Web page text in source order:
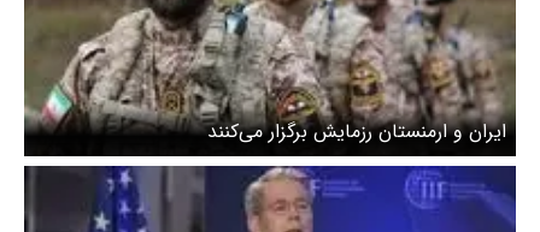
ایران و ارمنستان رزمایش برگزار می‌کنند